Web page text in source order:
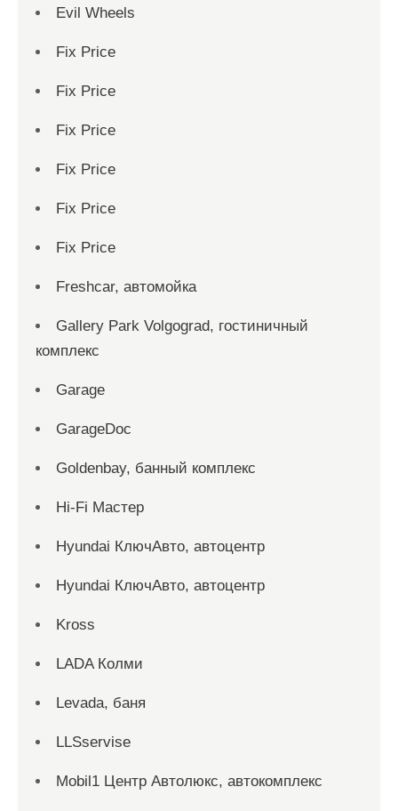
Evil Wheels
Fix Price
Fix Price
Fix Price
Fix Price
Fix Price
Fix Price
Freshcar, автомойка
Gallery Park Volgograd, гостиничный
комплекс
Garage
GarageDoc
Goldenbay, банный комплекс
Hi-Fi Мастер
Hyundai КлючАвто, автоцентр
Hyundai КлючАвто, автоцентр
Kross
LADA Колми
Levada, баня
LLSservise
Mobil1 Центр Автолюкс, автокомплекс